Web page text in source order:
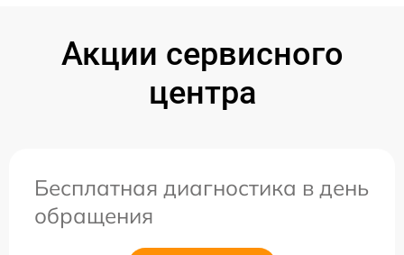
Акции сервисного
центра
Бесплатная диагностика в день
обращения